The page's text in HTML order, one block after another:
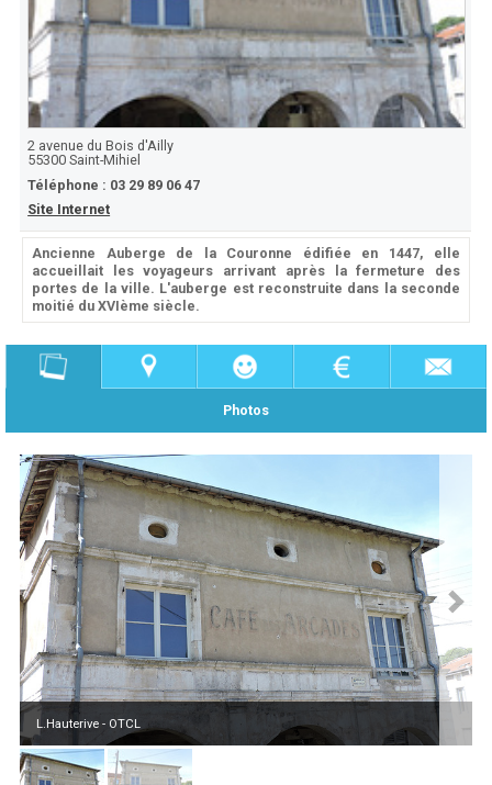
2 avenue du Bois d'Ailly
55300Saint-Mihiel
Téléphone : 03 29 89 06 47
Site Internet
Ancienne Auberge de la Couronne édifiée en 1447, elle
accueillait les voyageurs arrivant après la fermeture des
portes de la ville. L'auberge est reconstruite dans la seconde
moitié du XVIème siècle.
Photos
L.Hauterive - OTCL